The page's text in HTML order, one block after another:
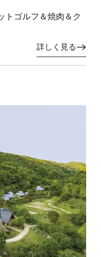
トゴルフ＆焼肉＆ク
詳しく見る